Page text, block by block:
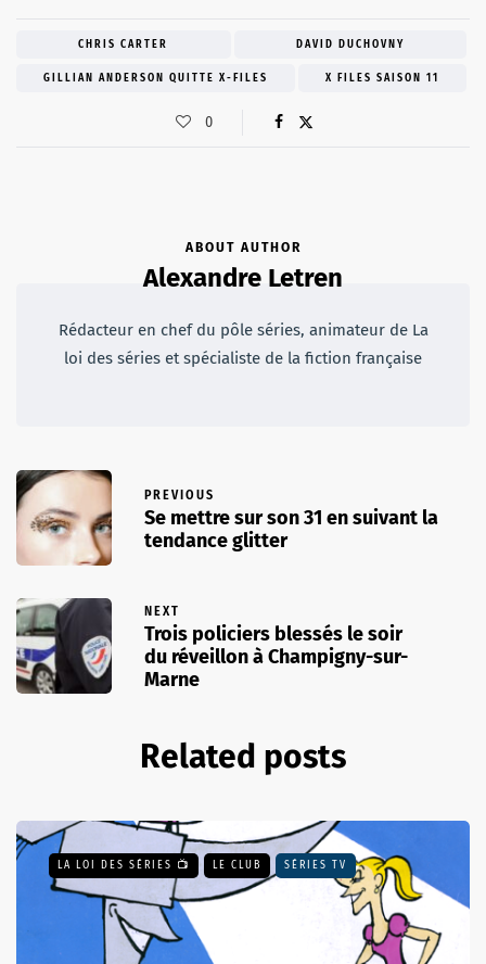
CHRIS CARTER DAVID DUCHOVNY
GILLIAN ANDERSON QUITTE X-FILES X FILES SAISON 11
0
ABOUT AUTHOR
Alexandre Letren
Rédacteur en chef du pôle séries, animateur de La
loi des séries et spécialiste de la fiction française
PREVIOUS
Se mettre sur son 31 en suivant la
tendance glitter
NEXT
Trois policiers blessés le soir
du réveillon à Champigny-sur-
Marne
Related posts
LA LOI DES SÉRIES 📺 LE CLUB SÉRIES TV